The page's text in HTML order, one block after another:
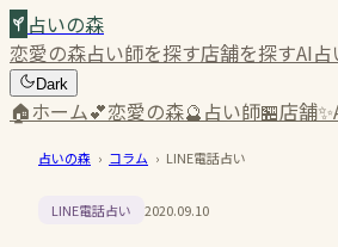
占いの森
恋愛の森占い師を探す店舗を探すAI占
Dark
🏠ホーム💕恋愛の森🔮占い師🏪店舗✨
占いの森 › コラム › LINE電話占い
LINE電話占い 2020.09.10